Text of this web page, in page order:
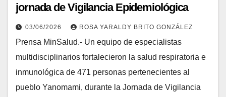
jornada de Vigilancia Epidemiológica
especializada en Amazonas
03/06/2026 ROSA YARALDY BRITO GONZÁLEZ
Prensa MinSalud.- Un equipo de especialistas
multidisciplinarios fortalecieron la salud respiratoria e
inmunológica de 471 personas pertenecientes al
pueblo Yanomami, durante la Jornada de Vigilancia